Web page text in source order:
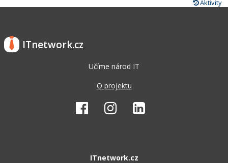
Aktivity
ITnetwork.cz
Učíme národ IT
O projektu
ITnetwork.cz